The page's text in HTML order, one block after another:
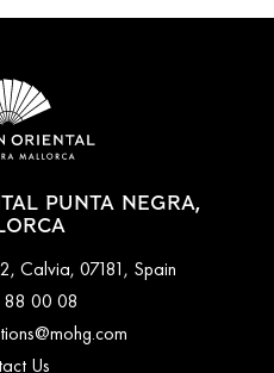
PUNTA NEGRA,
Calvia, 07181, Spain
88 00 08
Us